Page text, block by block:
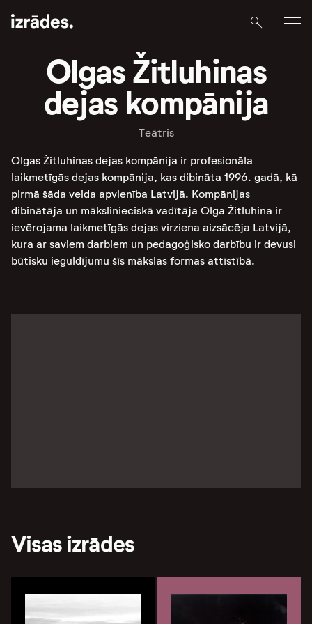
Olgas Žitluhinas
dejas kompānija
Teātris
Olgas Žitluhinas dejas kompānija ir profesionāla
laikmetīgās dejas kompānija, kas dibināta 1996. gadā, kā
pirmā šāda veida apvienība Latvijā. Kompānijas
dibinātāja un mākslinieciskā vadītāja Olga Žitluhina ir
ievērojama laikmetīgās dejas virziena aizsācēja Latvijā,
kura ar saviem darbiem un pedagoģisko darbību ir devusi
būtisku ieguldījumu šīs mākslas formas attīstībā.
Visas izrādes